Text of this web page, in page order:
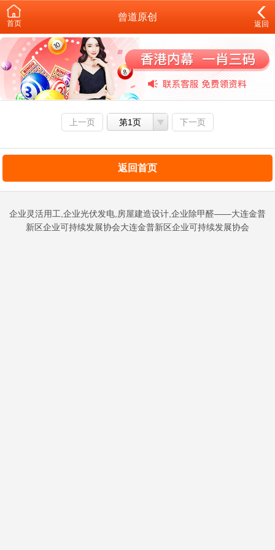
首页
曾道原创
返回
上一页 第1页 下一页
返回首页
企业灵活用工,企业光伏发电,房屋建造设计,企业除甲醛——大连金普
新区企业可持续发展协会大连金普新区企业可持续发展协会